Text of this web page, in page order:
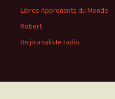
Libres Apprenants du Monde
Robert
Un journaliste radio